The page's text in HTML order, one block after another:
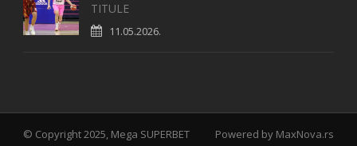
TITULE
11.05.2026.
© Copyright 2025, Mega SUPERBET Powered by MaxNova.rs